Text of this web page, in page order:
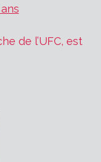
de l’UFC, est